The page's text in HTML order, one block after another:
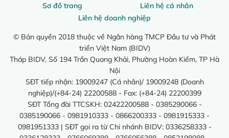
Sơ đồ trang
Liên hệ cá nhân
Liên hệ doanh nghiệp
© Bản quyền 2018 thuộc về Ngân hàng TMCP Đầu tư và Phát
triển Việt Nam (BIDV)
Tháp BIDV, Số 194 Trần Quang Khải, Phường Hoàn Kiếm, TP Hà
Nội
SĐT tiếp nhận: 19009247 (Cá nhân)/ 19009248 (Doanh
nghiệp)/(+84-24) 22200588 - Fax: (+84-24) 22200399
SĐT Tổng đài TTCSKH: 02422200588 - 0385290066 -
0385190066 - 0981910333 - 0866200333 - 0981915333 -
0981951333 | SĐT gọi ra từ Chi nhánh BIDV: 0336258333 -